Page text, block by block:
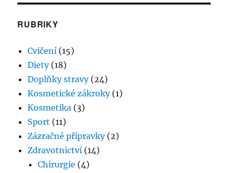
RUBRIKY
Cvičení (15)
Diety(18)
Doplňky stravy(24)
Kosmetické zákroky(1)
Kosmetika (3)
Sport (11)
Zázračné přípravky(2)
Zdravotnictví (14)
Chirurgie (4)